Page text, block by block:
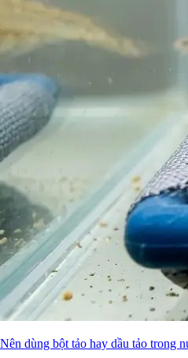
Nên dùng bột tảo hay dầu tảo trong